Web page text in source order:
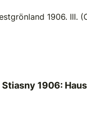
1906. III.
1906: